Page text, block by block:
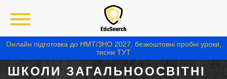
Онлайн підготовка до НМТ/ЗНО 2027, безкоштовні пробні уроки,
тисни ТУТ
ШКОЛИ ЗАГАЛЬНООСВІТНІ